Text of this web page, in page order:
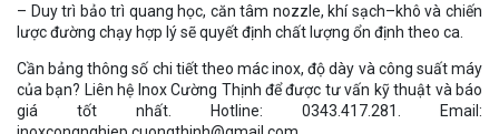
– Duy trì bảo trì quang học, căn tâm nozzle, khí sạch–khô và chiến
lược đường chạy hợp lý sẽ quyết định chất lượng ổn định theo ca.
Cần bảng thông số chi tiết theo mác inox, độ dày và công suất máy
của bạn? Liên hệ Inox Cường Thịnh để được tư vấn kỹ thuật và báo
giá tốt nhất. Hotline: 0343.417.281. Email: